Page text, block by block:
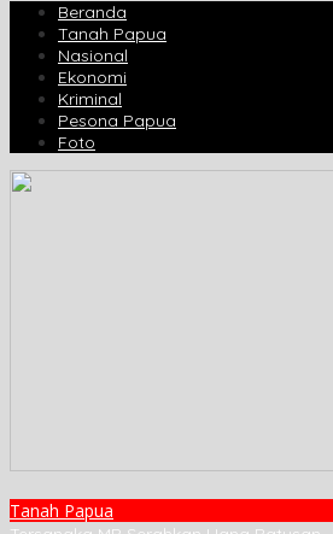
Beranda
Tanah Papua
Nasional
Ekonomi
Kriminal
Pesona Papua
Foto
Tanah Papua